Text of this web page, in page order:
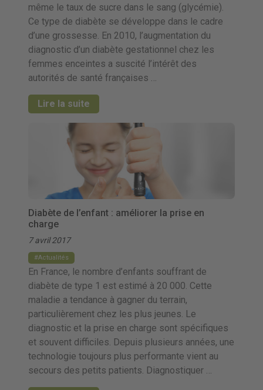
même le taux de sucre dans le sang (glycémie).
Ce type de diabète se développe dans le cadre
d’une grossesse. En 2010, l’augmentation du
diagnostic d’un diabète gestationnel chez les
femmes enceintes a suscité l’intérêt des
autorités de santé françaises …
Lire la suite
Diabète de l’enfant : améliorer la prise en
charge
7 avril 2017
Actualités
En France, le nombre d’enfants souffrant de
diabète de type 1 est estimé à 20 000. Cette
maladie a tendance à gagner du terrain,
particulièrement chez les plus jeunes. Le
diagnostic et la prise en charge sont spécifiques
et souvent difficiles. Depuis plusieurs années, une
technologie toujours plus performante vient au
secours des petits patients. Diagnostiquer …